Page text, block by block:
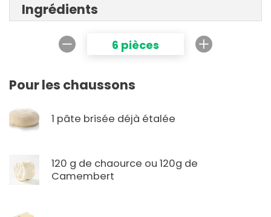
Ingrédients
6 pièces
Pour les chaussons
1 pâte brisée déjà étalée
120 g de chaource ou 120g de
Camembert